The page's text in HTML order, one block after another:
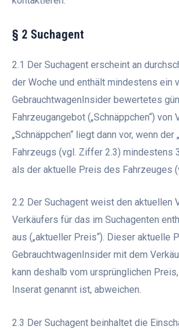
§ 2 Suchagent
2.1 Der Suchagent erscheint an
der Woche und enthält mindestens ein
GebrauchtwagenInsider bewertetes
Fahrzeugangebot („Schnäppchen“) von
„Schnäppchen“ liegt dann vor, wenn der
Fahrzeugs (vgl. Ziffer 2.3) mindestens
als der aktuelle Preis des Fahrzeuges
2.2 Der Suchagent weist den aktuellen
Verkäufers für das im Suchagenten
aus („aktueller Preis“). Dieser aktuelle
GebrauchtwagenInsider mit dem
kann deshalb vom ursprünglichen
Inserat genannt ist, abweichen.
2.3 Der Suchagent beinhaltet die